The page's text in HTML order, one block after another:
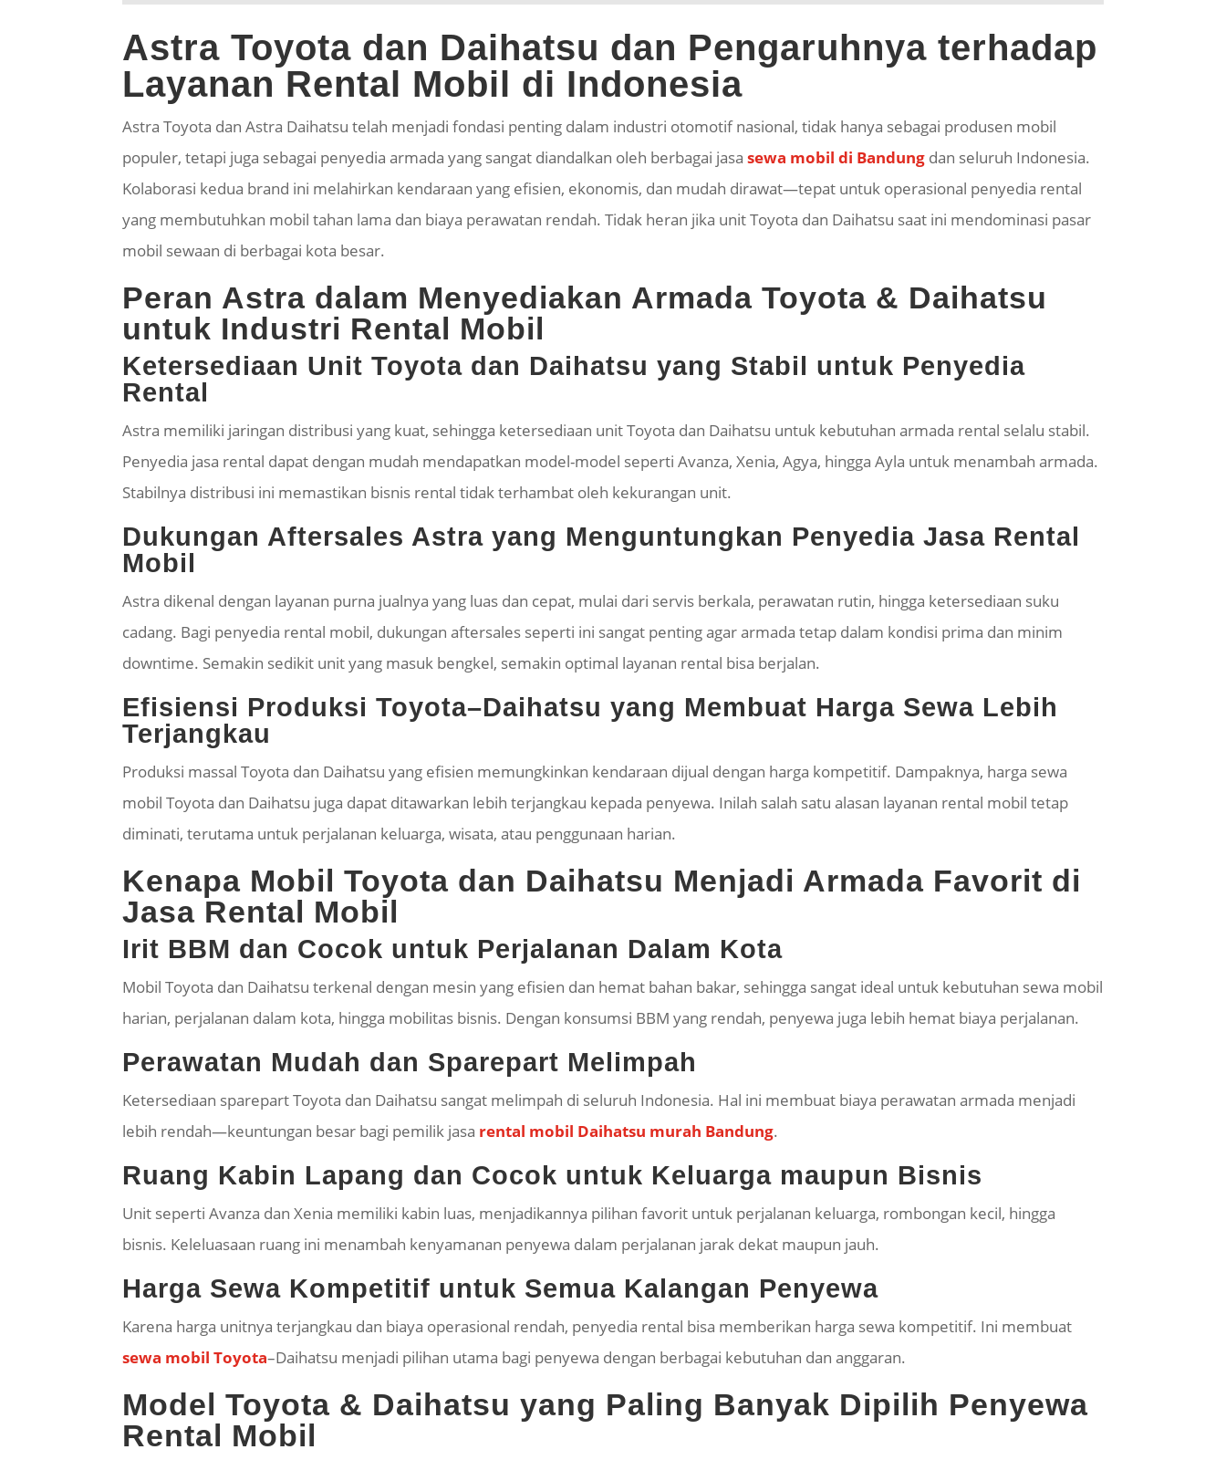
Astra Toyota dan Daihatsu dan Pengaruhnya terhadap
Layanan Rental Mobil di Indonesia
Astra Toyota dan Astra Daihatsu telah menjadi fondasi penting dalam industri otomotif nasional, tidak hanya sebagai produsen mobil
populer, tetapi juga sebagai penyedia armada yang sangat diandalkan oleh berbagai jasasewa mobil di Bandung dan seluruh Indonesia.
Kolaborasi kedua brand ini melahirkan kendaraan yang efisien, ekonomis, dan mudah dirawat—tepat untuk operasional penyedia rental
yang membutuhkan mobil tahan lama dan biaya perawatan rendah. Tidak heran jika unit Toyota dan Daihatsu saat ini mendominasi pasar
mobil sewaan di berbagai kota besar.
Peran Astra dalam Menyediakan Armada Toyota & Daihatsu
untuk Industri Rental Mobil
Ketersediaan Unit Toyota dan Daihatsu yang Stabil untuk Penyedia
Rental
Astra memiliki jaringan distribusi yang kuat, sehingga ketersediaan unit Toyota dan Daihatsu untuk kebutuhan armada rental selalu stabil.
Penyedia jasa rental dapat dengan mudah mendapatkan model-model seperti Avanza, Xenia, Agya, hingga Ayla untuk menambah armada.
Stabilnya distribusi ini memastikan bisnis rental tidak terhambat oleh kekurangan unit.
Dukungan Aftersales Astra yang Menguntungkan Penyedia Jasa Rental
Mobil
Astra dikenal dengan layanan purna jualnya yang luas dan cepat, mulai dari servis berkala, perawatan rutin, hingga ketersediaan suku
cadang. Bagi penyedia rental mobil, dukungan aftersales seperti ini sangat penting agar armada tetap dalam kondisi prima dan minim
downtime. Semakin sedikit unit yang masuk bengkel, semakin optimal layanan rental bisa berjalan.
Efisiensi Produksi Toyota–Daihatsu yang Membuat Harga Sewa Lebih
Terjangkau
Produksi massal Toyota dan Daihatsu yang efisien memungkinkan kendaraan dijual dengan harga kompetitif. Dampaknya, harga sewa
mobil Toyota dan Daihatsu juga dapat ditawarkan lebih terjangkau kepada penyewa. Inilah salah satu alasan layanan rental mobil tetap
diminati, terutama untuk perjalanan keluarga, wisata, atau penggunaan harian.
Kenapa Mobil Toyota dan Daihatsu Menjadi Armada Favorit di
Jasa Rental Mobil
Irit BBM dan Cocok untuk Perjalanan Dalam Kota
Mobil Toyota dan Daihatsu terkenal dengan mesin yang efisien dan hemat bahan bakar, sehingga sangat ideal untuk kebutuhan sewa mobil
harian, perjalanan dalam kota, hingga mobilitas bisnis. Dengan konsumsi BBM yang rendah, penyewa juga lebih hemat biaya perjalanan.
Perawatan Mudah dan Sparepart Melimpah
Ketersediaan sparepartToyota dan Daihatsu sangat melimpah di seluruh Indonesia. Hal ini membuat biaya perawatan armada menjadi
lebih rendah—keuntungan besar bagi pemilik jasa rental mobil Daihatsu murah Bandung.
Ruang Kabin Lapang dan Cocok untuk Keluarga maupun Bisnis
Unit seperti Avanza dan Xenia memiliki kabin luas, menjadikannya pilihan favorit untuk perjalanan keluarga, rombongan kecil, hingga
bisnis. Keleluasaan ruang ini menambah kenyamanan penyewa dalam perjalanan jarak dekat maupun jauh.
Harga Sewa Kompetitif untuk Semua Kalangan Penyewa
Karena harga unitnya terjangkau dan biaya operasional rendah, penyedia rental bisa memberikan harga sewa kompetitif. Ini membuat
sewa mobil Toyota–Daihatsu menjadi pilihan utama bagi penyewa dengan berbagai kebutuhan dan anggaran.
Model Toyota & Daihatsu yang Paling Banyak Dipilih Penyewa
Rental Mobil